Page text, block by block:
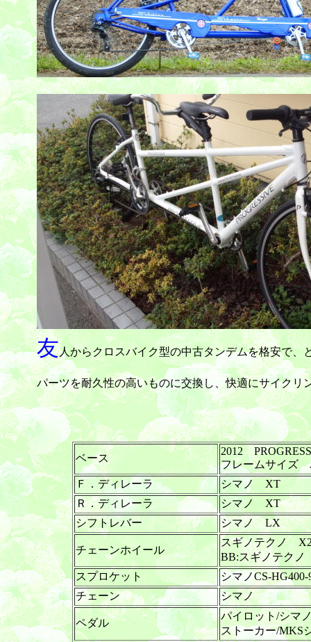
友人からクロスバイク型の中古タンデムを格安で、
パーツを耐久性の高いものに交換し、快適にサイクリ
ベース
2012
フレームサイズ
Ｆ．ディレーラ
シマノ XT
Ｒ．ディレーラ
シマノ XT
シフトレバー
シマノ LX
チェーンホイール
スギノテクノ X2
BB:スギノテク
スプロケット
シマノCS-
チェーン
シマノ
ペダル
パイロット/シマ
ストーカー/MKS